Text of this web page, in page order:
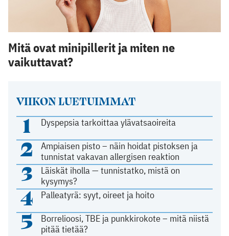
VIIKON LUETUIMMAT
1 Dyspepsia tarkoittaa ylävatsaoireita
2
Ampiaisen pisto – näin hoidat pistoksen ja
tunnistat vakavan allergisen reaktion
3
Läiskät iholla — tunnistatko, mistä on
kysymys?
4 Palleatyrä: syyt, oireet ja hoito
5
Borrelioosi, TBE ja punkkirokote – mitä niistä
pitää tietää?
Mitä ovat minipillerit ja miten ne
vaikuttavat?